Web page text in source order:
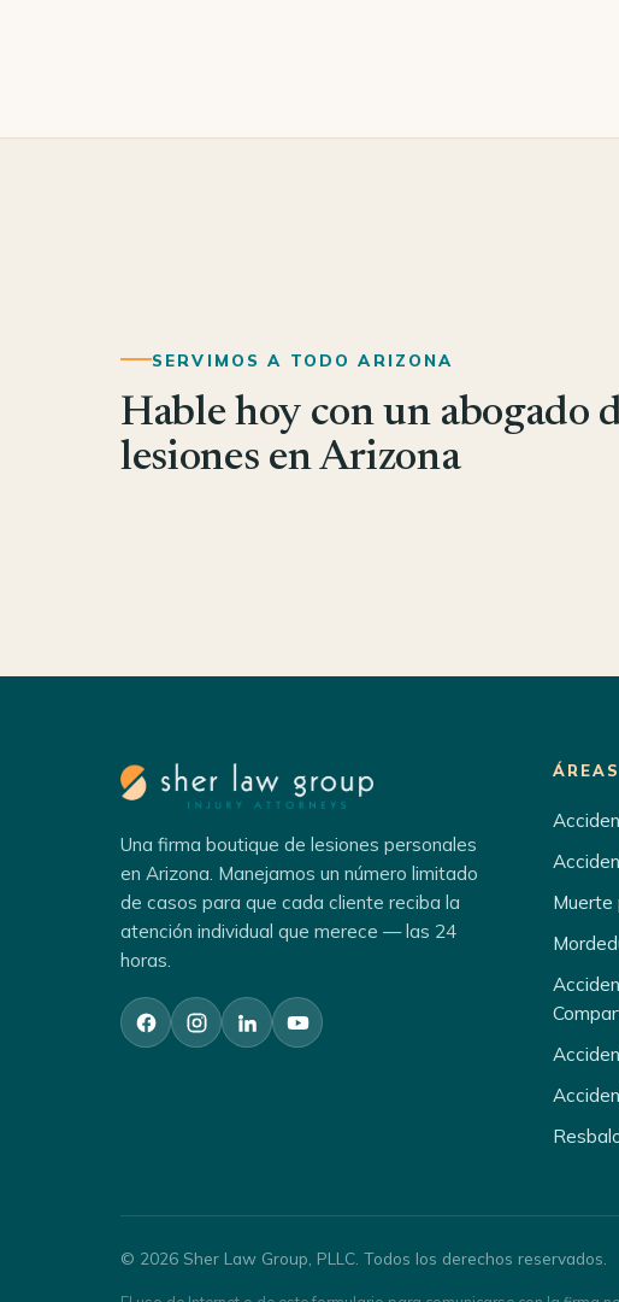
SERVIMOS A TODO ARIZONA
Hable hoy con un abogado
lesiones en Arizona
Una firma boutique de lesiones personales
en Arizona. Manejamos un número limitado
de casos para que cada cliente reciba la
atención individual que merece — las 24
horas.
Muerte
© 2026 Sher Law Group, PLLC. Todos los derechos reservados.